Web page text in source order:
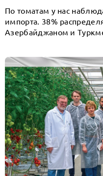
По томатам у нас
импорта. 38%
Азербайджаном и